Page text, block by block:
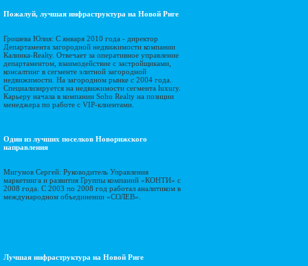
Пожалуй, лучшая инфраструктура на Новой Риге
Грошева Юлия: С января 2010 года - директор
Департамента загородной недвижимости компании
Калинка-Realty. Отвечает за оперативное управление
департаментом, взаимодействие с застройщиками,
консалтинг в сегменте элитной загородной
недвижимости. На загородном рынке с 2004 года.
Специализируется на недвижимости сегмента luxury.
Карьеру начала в компании Soho Realty на позиции
менеджера по работе с VIP-клиентами.
Один из лучших поселков Новорижского
направления
Мигунов Сергей: Руководитель Управления
маркетинга и развития Группы компаний «КОНТИ» c
2008 года. С 2003 по 2008 год работал аналитиком в
международном объединении «СОЛЕВ».
Лучшая инфраструктура на Новой Риге